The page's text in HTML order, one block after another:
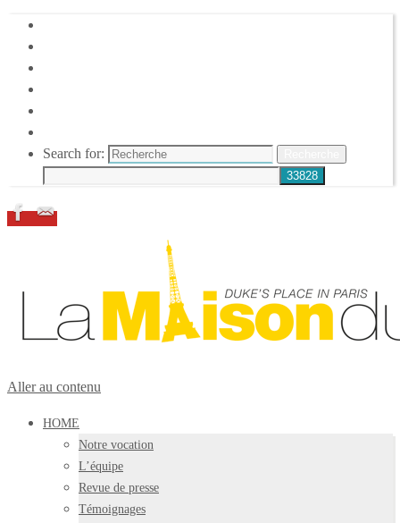
Search for:
Aller au contenu
HOME
Notre vocation
L’équipe
Revue de presse
Témoignages